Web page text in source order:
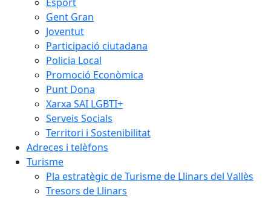
Gent Gran
Joventut
Participació ciutadana
Policia Local
Promoció Econòmica
Punt Dona
Xarxa SAI LGBTI+
Serveis Socials
Territori i Sostenibilitat
Adreces i telèfons
Turisme
Pla estratègic de Turisme de Llinars del Vallès
Tresors de Llinars